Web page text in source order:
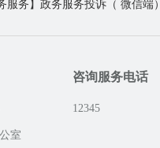
服务】政务服务投诉（ 微信端）
室
咨询服务电话
12345